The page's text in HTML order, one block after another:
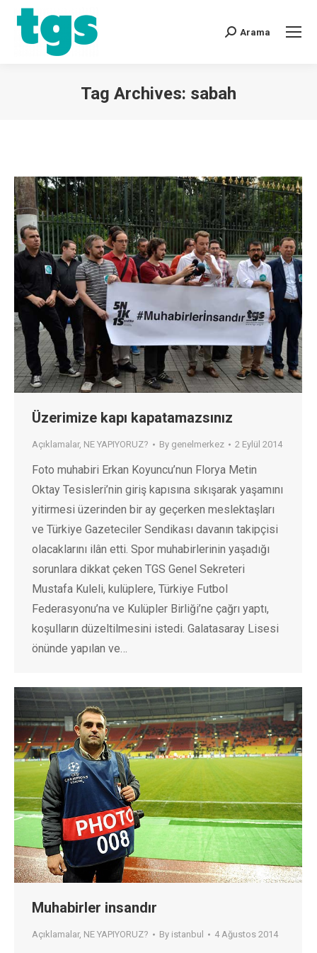
Arama
Tag Archives: sabah
Üzerimize kapı kapatamazsınız
Açıklamalar, NE YAPIYORUZ? By genelmerkez 2 Eylül 2014
Foto muhabiri Erkan Koyuncu’nun Florya Metin
Oktay Tesisleri’nin giriş kapısına sıkışarak yaşamını
yitirmesi üzerinden bir ay geçerken meslektaşları
ve Türkiye Gazeteciler Sendikası davanın takipçisi
olacaklarını ilân etti. Spor muhabirlerinin yaşadığı
sorunlara dikkat çeken TGS Genel Sekreteri
Mustafa Kuleli, kulüplere, Türkiye Futbol
Federasyonu’na ve Kulüpler Birliği’ne çağrı yaptı,
koşulların düzeltilmesini istedi. Galatasaray Lisesi
önünde yapılan ve…
Muhabirler insandır
Açıklamalar, NE YAPIYORUZ? By istanbul 4 Ağustos 2014